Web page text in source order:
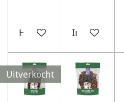
Houd mij op de hoogte
In
Uitverkocht